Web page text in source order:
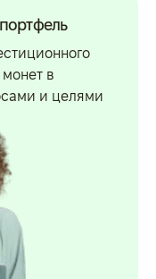
в
и целями